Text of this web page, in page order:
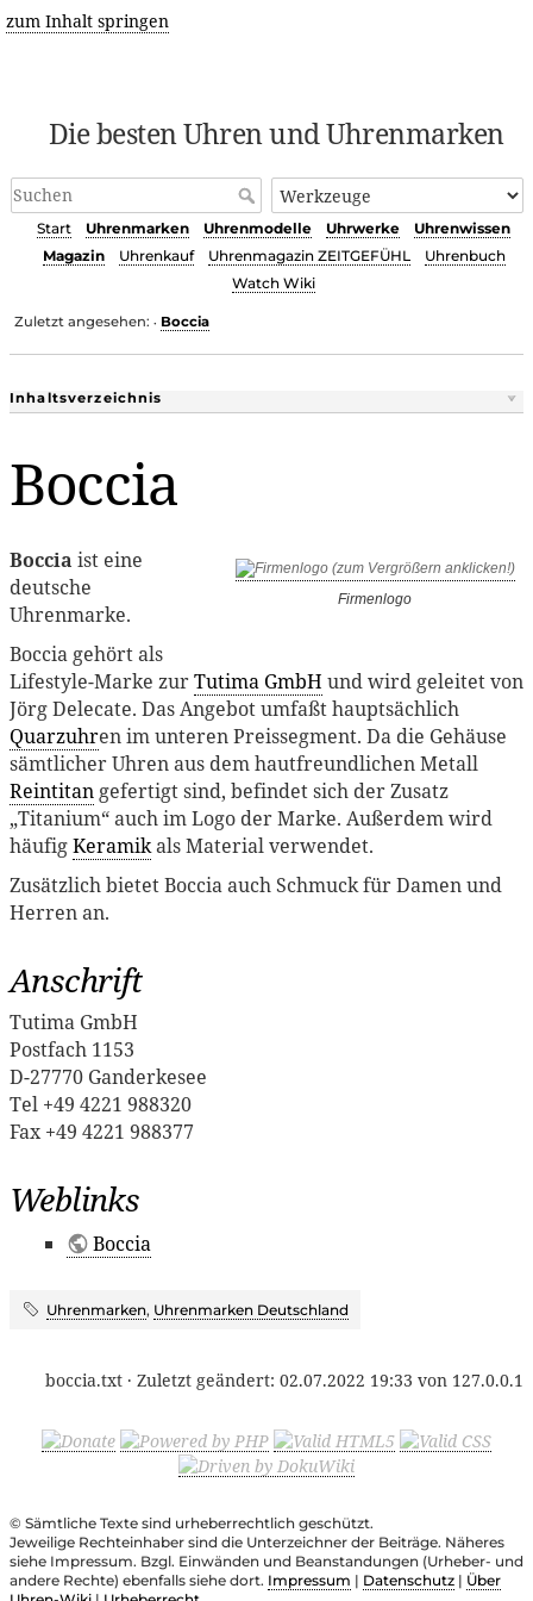
zum Inhalt springen
Die besten Uhren und Uhrenmarken
Start Uhrenmarken Uhrenmodelle Uhrwerke
Uhrenwissen
Magazin
Uhrenkauf Uhrenmagazin ZEITGEFÜHL
Uhrenbuch
Watch Wiki
Zuletzt angesehen: • Boccia
Inhaltsverzeichnis
Boccia
Firmenlogo
Boccia ist eine
deutsche
Uhrenmarke.
Boccia gehört als
Lifestyle-Marke zurTutima GmbH und wird geleitet von
Jörg Delecate. Das Angebot umfaßt hauptsächlich
Quarzuhren im unteren Preissegment. Da die Gehäuse
sämtlicher Uhren aus dem hautfreundlichen Metall
Reintitan gefertigt sind, befindet sich der Zusatz
„Titanium“ auch im Logo der Marke. Außerdem wird
häufigKeramikals Material verwendet.
Zusätzlich bietet Boccia auch Schmuck für Damen und
Herren an.
Anschrift
Tutima GmbH
Postfach 1153
D-27770 Ganderkesee
Tel +49 4221 988320
Fax +49 4221 988377
Weblinks
Boccia
Uhrenmarken, Uhrenmarken Deutschland
boccia.txt · Zuletzt geändert: 02.07.2022 19:33 von 127.0.0.1
© Sämtliche Texte sind urheberrechtlich geschützt.
Jeweilige Rechteinhaber sind die Unterzeichner der Beiträge. Näheres
siehe Impressum. Bzgl. Einwänden und Beanstandungen (Urheber- und
andere Rechte) ebenfalls siehe dort. Impressum | Datenschutz | Über